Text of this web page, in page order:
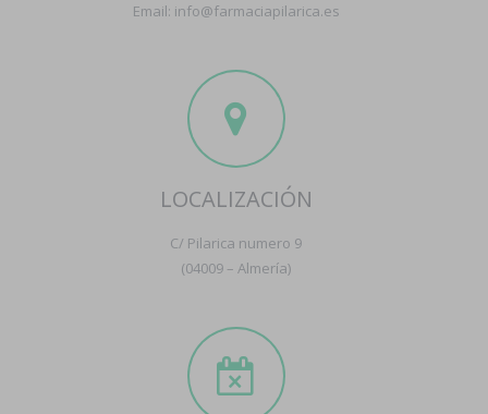
Email: info@farmaciapilarica.es
LOCALIZACIÓN
C/ Pilarica numero 9
(04009 – Almería)